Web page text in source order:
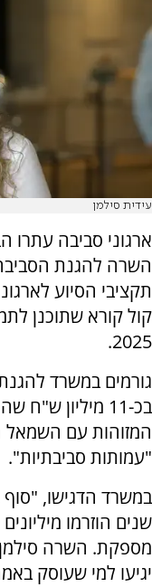
עידית סילמן
ארגוני סביבה עתרו
השרה להגנת
תקציבי הסיוע
קול קורא שתוכנן
2025.
בכ-11 מיליון
המזוהות עם השמאל
"עמותות סביבתיות".
במשרד הדגישו,
שנים הוזרמו
מספקת. השרה
יגיעו למי שעוסק